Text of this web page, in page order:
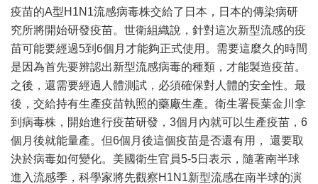
疫苗的A型H1N1流感病毒株交給了日本，日本的傳染病研
究所將開始研發疫苗。世衛組織說，針對這次新型流感的疫
苗可能要經過5到6個月才能夠正式使用。需要這麼久的時間
是因為首先要辨認出新型流感病毒的種類，才能製造疫苗。
之後，還需要經過人體測試，必須確保對人體的安全性。最
後，交給持有生產疫苗執照的藥廠生產。衛生署長葉金川拿
到病毒株，開始進行疫苗研發，3個月內就可以生產疫苗，6
個月後就能量產。但6個月後這個疫苗是否還有用， 還要取
決於病毒如何變化。美國衛生官員5-5日表示，隨著南半球
進入流感季，科學家將先觀察H1N1新型流感在南半球的演